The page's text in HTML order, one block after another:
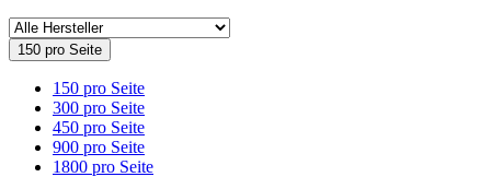
150 pro Seite
150 pro Seite
300 pro Seite
450 pro Seite
900 pro Seite
1800 pro Seite